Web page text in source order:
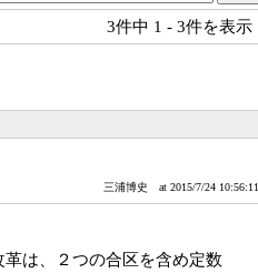
3件中 1 - 3件を表示
三浦博史 at 2015/7/24 10:56:11
は、２つの合区を含め定数